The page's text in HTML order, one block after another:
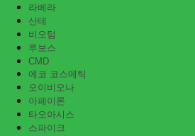
라베라
산테
비오텀
루보스
CMD
에코 코스메틱
오이비오나
아페이론
타오아시스
스파이크